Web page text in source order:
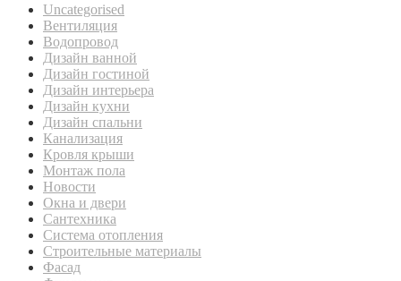
Uncategorised
Вентиляция
Водопровод
Дизайн ванной
Дизайн гостиной
Дизайн интерьера
Дизайн кухни
Дизайн спальни
Канализация
Кровля крыши
Монтаж пола
Новости
Окна и двери
Сантехника
Система отопления
Строительные материалы
Фасад